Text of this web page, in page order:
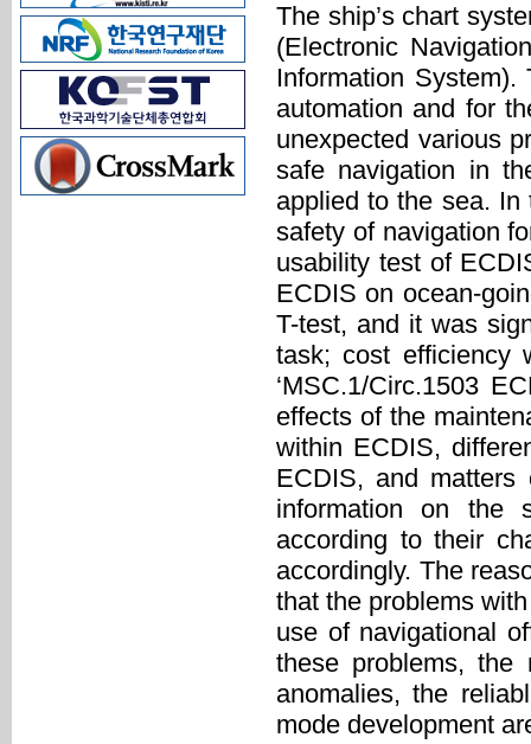
The ship’s chart
(Electronic
Information
automation and for
unexpected various
safe navigation in
applied to the sea.
safety of navigation
usability test of
ECDIS on ocean-
T-test, and it was
task; cost efficiency
‘MSC.1/Circ.1503
effects of the
within ECDIS,
ECDIS, and matters
information on the
according to their
accordingly. The
that the problems
use of navigational
these problems, the
anomalies, the
mode development